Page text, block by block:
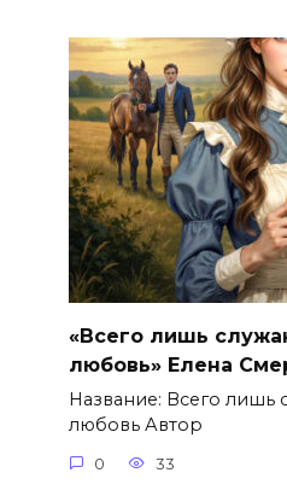
«Всего лишь
любовь» Елена
Название: Всего лишь
любовь Автор
0 33